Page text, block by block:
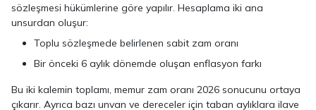
sözleşmesi hükümlerine göre yapılır. Hesaplama iki ana
unsurdan oluşur:
Toplu sözleşmede belirlenen sabit zam oranı
Bir önceki 6 aylık dönemde oluşan enflasyon farkı
Bu iki kalemin toplamı, memur zam oranı 2026 sonucunu ortaya
çıkarır. Ayrıca bazı unvan ve dereceler için taban aylıklara ilave